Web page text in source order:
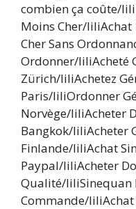
combien ça coûte/
Moins Cher/liliAchat
Cher Sans
Ordonner/liliAcheté
Zürich/liliAchetez
Paris/liliOrdonner
Norvège/liliAcheter
Bangkok/liliAcheter
Finlande/liliAchat
Paypal/liliAcheter
Qualité/liliSinequan
Commande/